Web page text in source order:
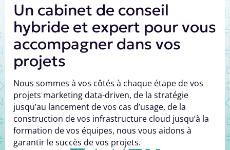
Un cabinet de conseil
hybride et expert pour vous
accompagner dans vos
projets
Nous sommes à vos côtés à chaque étape de vos
projets marketing data-driven, de la stratégie
jusqu’au lancement de vos cas d’usage, de la
construction de vos infrastructure cloud jusqu’à la
formation de vos équipes, nous vous aidons à
garantir le succès de vos projets.